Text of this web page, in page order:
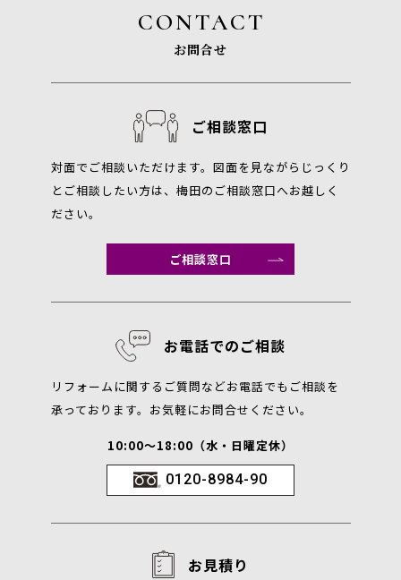
CONTACT
お問合せ
ご相談窓口
対面でご相談いただけます。図面を見ながらじっくり
とご相談したい方は、梅田のご相談窓口へお越しく
ださい。
ご相談窓口
お電話でのご相談
リフォームに関するご質問などお電話でもご相談を
承っております。お気軽にお問合せください。
10:00～18:00（水・日曜定休）
0120-8984-90
お見積り